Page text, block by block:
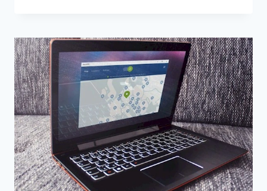
上
安
裝
和
使
用
VPN